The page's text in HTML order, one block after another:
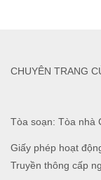
Tòa soạn: Tòa nhà
Giấy phép hoạt
Truyền thông cấp
CHUYÊN TRANG